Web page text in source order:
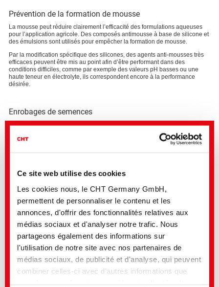
Ce site web utilise des cookies
Les cookies nous, le CHT Germany GmbH,
permettent de personnaliser le contenu et les
annonces, d'offrir des fonctionnalités relatives aux
médias sociaux et d'analyser notre trafic. Nous
partageons également des informations sur
l'utilisation de notre site avec nos partenaires de
médias sociaux, de publicité et d'analyse, qui peuvent
combiner celles-ci avec d'autres informations que
Prévention de la formation de mousse
La mousse peut réduire clairement l’efficacité des formulations aqueuses
pour l’application agricole. Des composés antimousse à base de silicone et
des émulsions sont utilisés pour empêcher la formation de mousse.
Par la modification spécifique des silicones, des agents anti-mousses très
efficaces peuvent être mis au point afin d’être performant dans des
conditions difficiles, comme par exemple des valeurs pH basses ou une
haute teneur en électrolyte, ils correspondent encore à la performance
désirée.
Enrobages de semences
Bien que les émulsions de cire constituent un segment de niche sur le
marché des matériaux d'enrobage des semences, elles jouent un rôle
important dans l'amélioration de la fluidité, de la résistance à l'abrasion et
du contrôle de l'humidité des semences. Nos émulsions de cire biosourcées
et sans microplastiques garantissent une réduction efficace de la poussière
Les domaines d'application
Formulations d'adjuvants
Engrais et produits phytosanitaires
Enrobages de semences